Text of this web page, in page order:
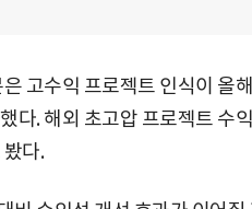
고수익 프로젝트 인식이 올
다. 해외 초고압 프로젝트 수
다.